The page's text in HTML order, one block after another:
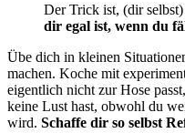
Der Trick ist, (dir selbst)
dir egal ist, wenn du
Übe dich in kleinen
machen. Koche mit
eigentlich nicht zur Hose
keine Lust hast, obwohl du
wird. Schaffe dir so selbst